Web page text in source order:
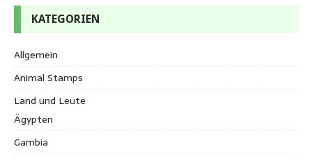
KATEGORIEN
Allgemein
Animal Stamps
Land und Leute
Ägypten
Gambia